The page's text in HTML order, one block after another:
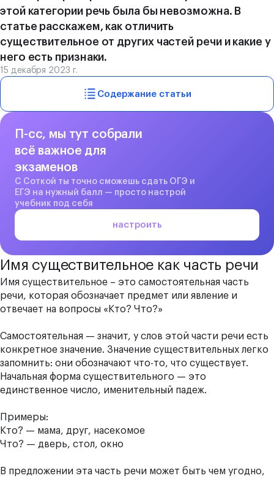
этой категории речь была бы невозможна. В
статье расскажем, как отличить
существительное от других частей речи и какие у
него есть признаки.
15 декабря 2023 г.
Содержание статьи
П-сс, мы тут собрали
всё важное для
экзаменов
С Соткой ты точно сможешь сдать ОГЭ и
ЕГЭ на нужный балл — просто настрой
учебник под себя
настроить
Имя существительное как часть речи
Имя существительное – это самостоятельная часть
речи, которая обозначает предмет или явление и
отвечает на вопросы «Кто? Что?»
Самостоятельная — значит, у слов этой части речи есть
конкретное значение. Значение существительных легко
запомнить: они обозначают что-то, что существует.
Начальная форма существительного — это
единственное число, именительный падеж.
Примеры:
Кто? — мама, друг, насекомое
Что? — дверь, стол, окно
В предложении эта часть речи может быть чем угодно,